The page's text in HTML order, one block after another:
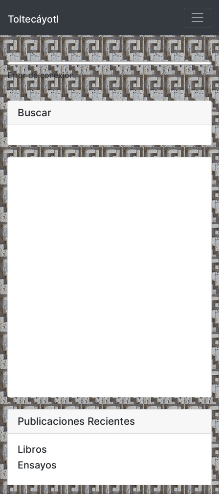
Toltecáyotl
Error de conexión.
Buscar
Publicaciones Recientes
Libros
Ensayos